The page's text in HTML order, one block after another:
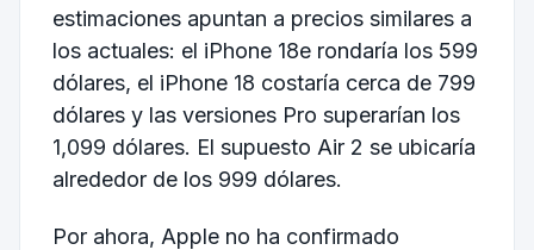
estimaciones apuntan a precios similares a
los actuales: el iPhone 18e rondaría los 599
dólares, el iPhone 18 costaría cerca de 799
dólares y las versiones Pro superarían los
1,099 dólares. El supuesto Air 2 se ubicaría
alrededor de los 999 dólares.
Por ahora, Apple no ha confirmado